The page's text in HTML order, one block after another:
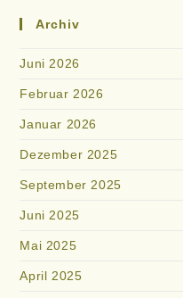
Archiv
Juni 2026
Februar 2026
Januar 2026
Dezember 2025
September 2025
Juni 2025
Mai 2025
April 2025